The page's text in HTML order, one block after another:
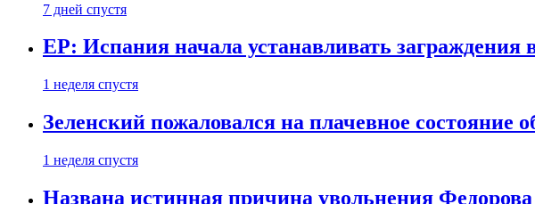
7 дней спустя
EP: Испания начала устанавливать заграждения
1 неделя спустя
Зеленский пожаловался на плачевное состояние
1 неделя спустя
Названа истинная причина увольнения